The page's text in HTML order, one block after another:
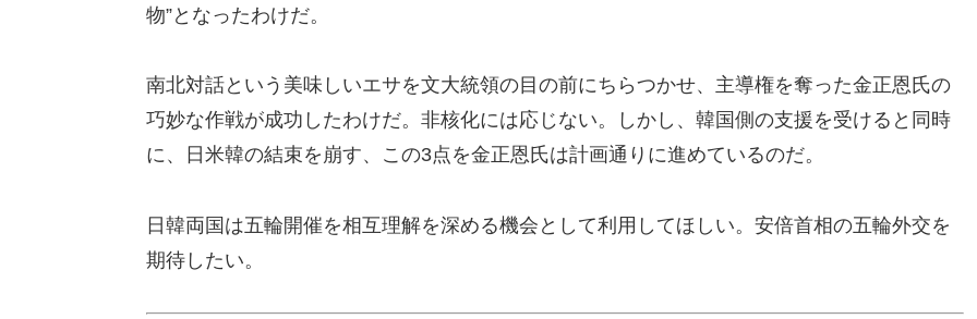
物”となったわけだ。
南北対話という美味しいエサを文大統領の目の前にちらつかせ、主導権を奪った金正恩氏の
巧妙な作戦が成功したわけだ。非核化には応じない。しかし、韓国側の支援を受けると同時
に、日米韓の結束を崩す、この3点を金正恩氏は計画通りに進めているのだ。
日韓両国は五輪開催を相互理解を深める機会として利用してほしい。安倍首相の五輪外交を
期待したい。